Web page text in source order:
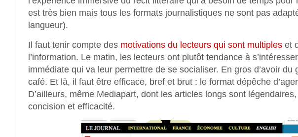
est très bien mais tous les formats journalistiques ne sont pas
langueur).
Il faut tenir compte des motivations du lecteurs qui sont multiples et
l’information. Le matin, les lecteurs ont plutôt tendance à
immédiate qui va leur permettre de se socialiser. En gros d’avoir
café. Et là, il faut être efficace, bref et brut : le format dépêche
D’ailleurs, même Mediapart, dont les articles longs sont
concision et efficacité.